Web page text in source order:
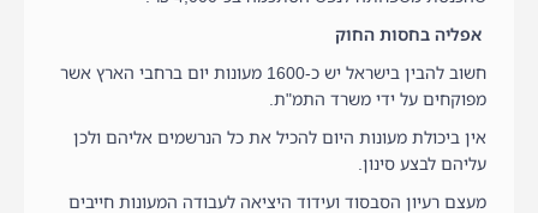
אפליה בחסות החוק
חשוב להבין בישראל יש כ-1600 מעונות יום ברחבי הארץ אשר
מפוקחים על ידי משרד התמ"ת.
אין ביכולת מעונות היום להכיל את כל הנרשמים אליהם ולכן
עליהם לבצע סינון.
מעצם רעיון הסבסוד ועידוד היציאה לעבודה המעונות חייבים